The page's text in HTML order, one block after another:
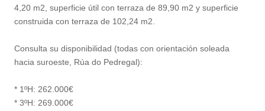
4,20 m2, superficie útil con terraza de 89,90 m2 y superficie
construida con terraza de 102,24 m2.
Consulta su disponibilidad (todas con orientación soleada
hacia suroeste, Rúa do Pedregal):
* 1ºH: 262.000€
* 3ºH: 269.000€